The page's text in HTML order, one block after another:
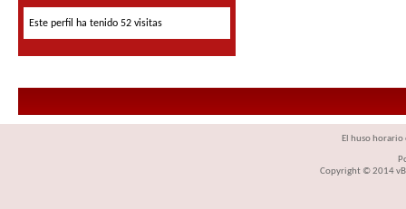
Este perfil ha tenido 52 visitas
El huso horario
Copyright © 2014